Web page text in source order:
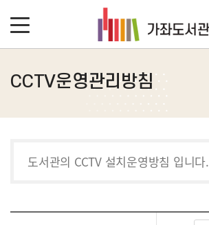
CCTV운영관리방침
도서관의 CCTV 설치운영방침 입니다.